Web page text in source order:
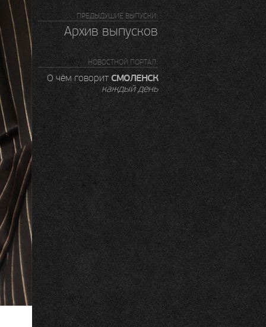
ПРЕДЫДУШИЕ ВЫПУСКИ:
Архив выпусков
НОВОСТНОЙ ПОРТАЛ:
О чём говорит СМОЛЕНСК
каждый день